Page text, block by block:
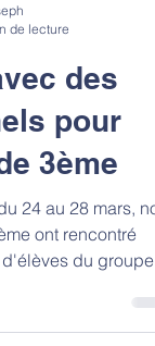
de lecture
des
pour
3ème
24 au 28 mars,
du groupe